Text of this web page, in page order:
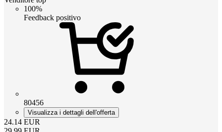
100%
Feedback positivo
80456
Visualizza i dettagli dell'offerta
24.14 EUR